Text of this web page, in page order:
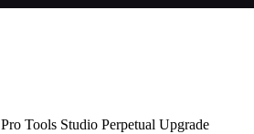
Pro Tools Studio Perpetual Upgrade